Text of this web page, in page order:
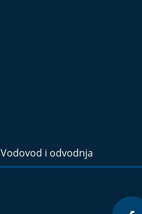
Vodovod i odvodnja